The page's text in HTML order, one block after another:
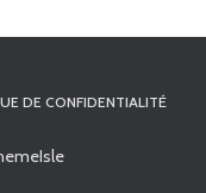
DE CONFIDENTIALITÉ